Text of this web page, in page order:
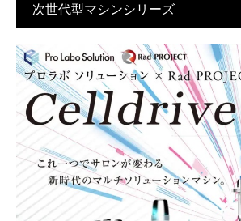
次世代型マシンシリーズ